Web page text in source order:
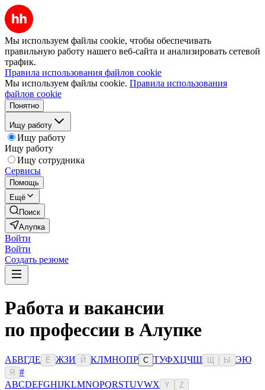
Мы используем файлы cookie, чтобы обеспечивать
правильную работу нашего веб-сайта и анализировать сетевой
трафик.
Правила использования файлов cookie
Мы используем файлы cookie. Правила использования
файлов cookie
Понятно
Ищу работу
Ищу работу
Ищу работу
Ищу сотрудника
Сервисы
Помощь
Ещё
Поиск
Алупка
Войти
Войти
Создать резюме
Работа и вакансии
по профессии в Алупке
АБВГДЕ Ё ЖЗИ Й КЛМНОПР С ТУФХЦЧШ Ы ЭЮ
Я
#
ABCDEFGHIJKLMNOPQRSTUVWX Y Z